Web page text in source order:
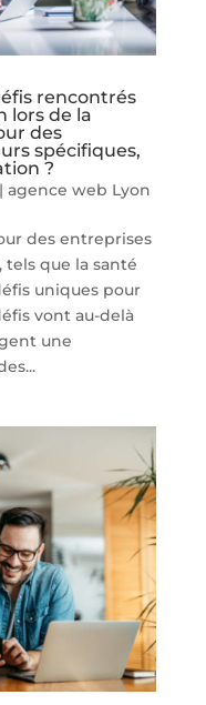
rencontrés
lors de la
des
spécifiques,
?
agence web Lyon
des entreprises
tels que la santé
uniques pour
vont au-delà
une